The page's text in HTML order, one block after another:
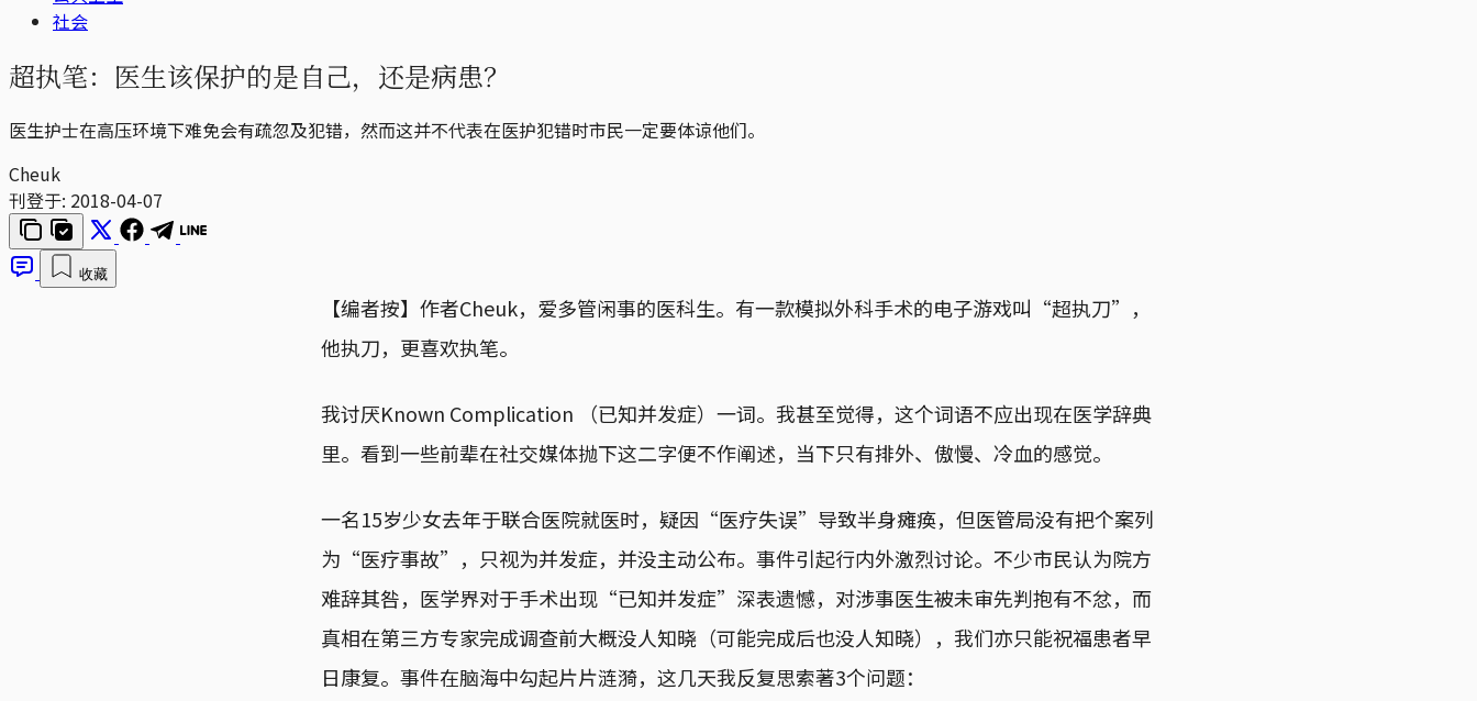
社会
超执笔：医生该保护的是自己，还是病患？
医生护士在高压环境下难免会有疏忽及犯错，然而这并不代表在医护犯错时市民一定要体谅他们。
Cheuk
刊登于: 2018-04-07
收藏
【编者按】作者Cheuk，爱多管闲事的医科生。有一款模拟外科手术的电子游戏叫“超执刀”，
他执刀，更喜欢执笔。
我讨厌Known Complication （已知并发症）一词。我甚至觉得，这个词语不应出现在医学辞典
里。看到一些前辈在社交媒体抛下这二字便不作阐述，当下只有排外、傲慢、冷血的感觉。
一名15岁少女去年于联合医院就医时，疑因“医疗失误”导致半身瘫痪，但医管局没有把个案列
为“医疗事故”，只视为并发症，并没主动公布。事件引起行内外激烈讨论。不少市民认为院方
难辞其咎，医学界对于手术出现“已知并发症”深表遗憾，对涉事医生被未审先判抱有不忿，而
真相在第三方专家完成调查前大概没人知晓（可能完成后也没人知晓），我们亦只能祝福患者早
日康复。事件在脑海中勾起片片涟漪，这几天我反复思索著3个问题：